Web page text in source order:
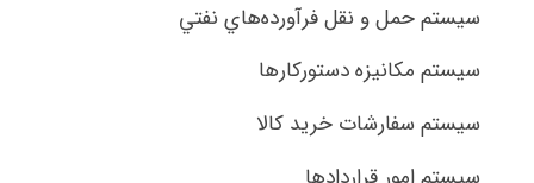
سيستم حمل و نقل فرآورده‌هاي نفتي
سيستم مكانيزه دستوركارها
سيستم سفارشات خريد كالا